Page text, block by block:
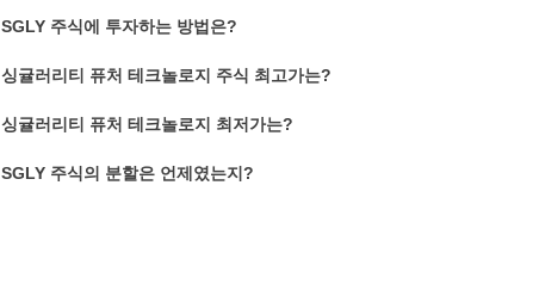
SGLY 주식에 투자하는 방법은?
싱귤러리티 퓨처 테크놀로지 주식 최고가는?
싱귤러리티 퓨처 테크놀로지 최저가는?
SGLY 주식의 분할은 언제였는지?